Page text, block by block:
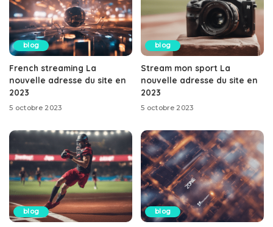
blog
French streaming La
nouvelle adresse du site en
2023
5 octobre 2023
blog
Stream mon sport La
nouvelle adresse du site en
2023
5 octobre 2023
blog blog